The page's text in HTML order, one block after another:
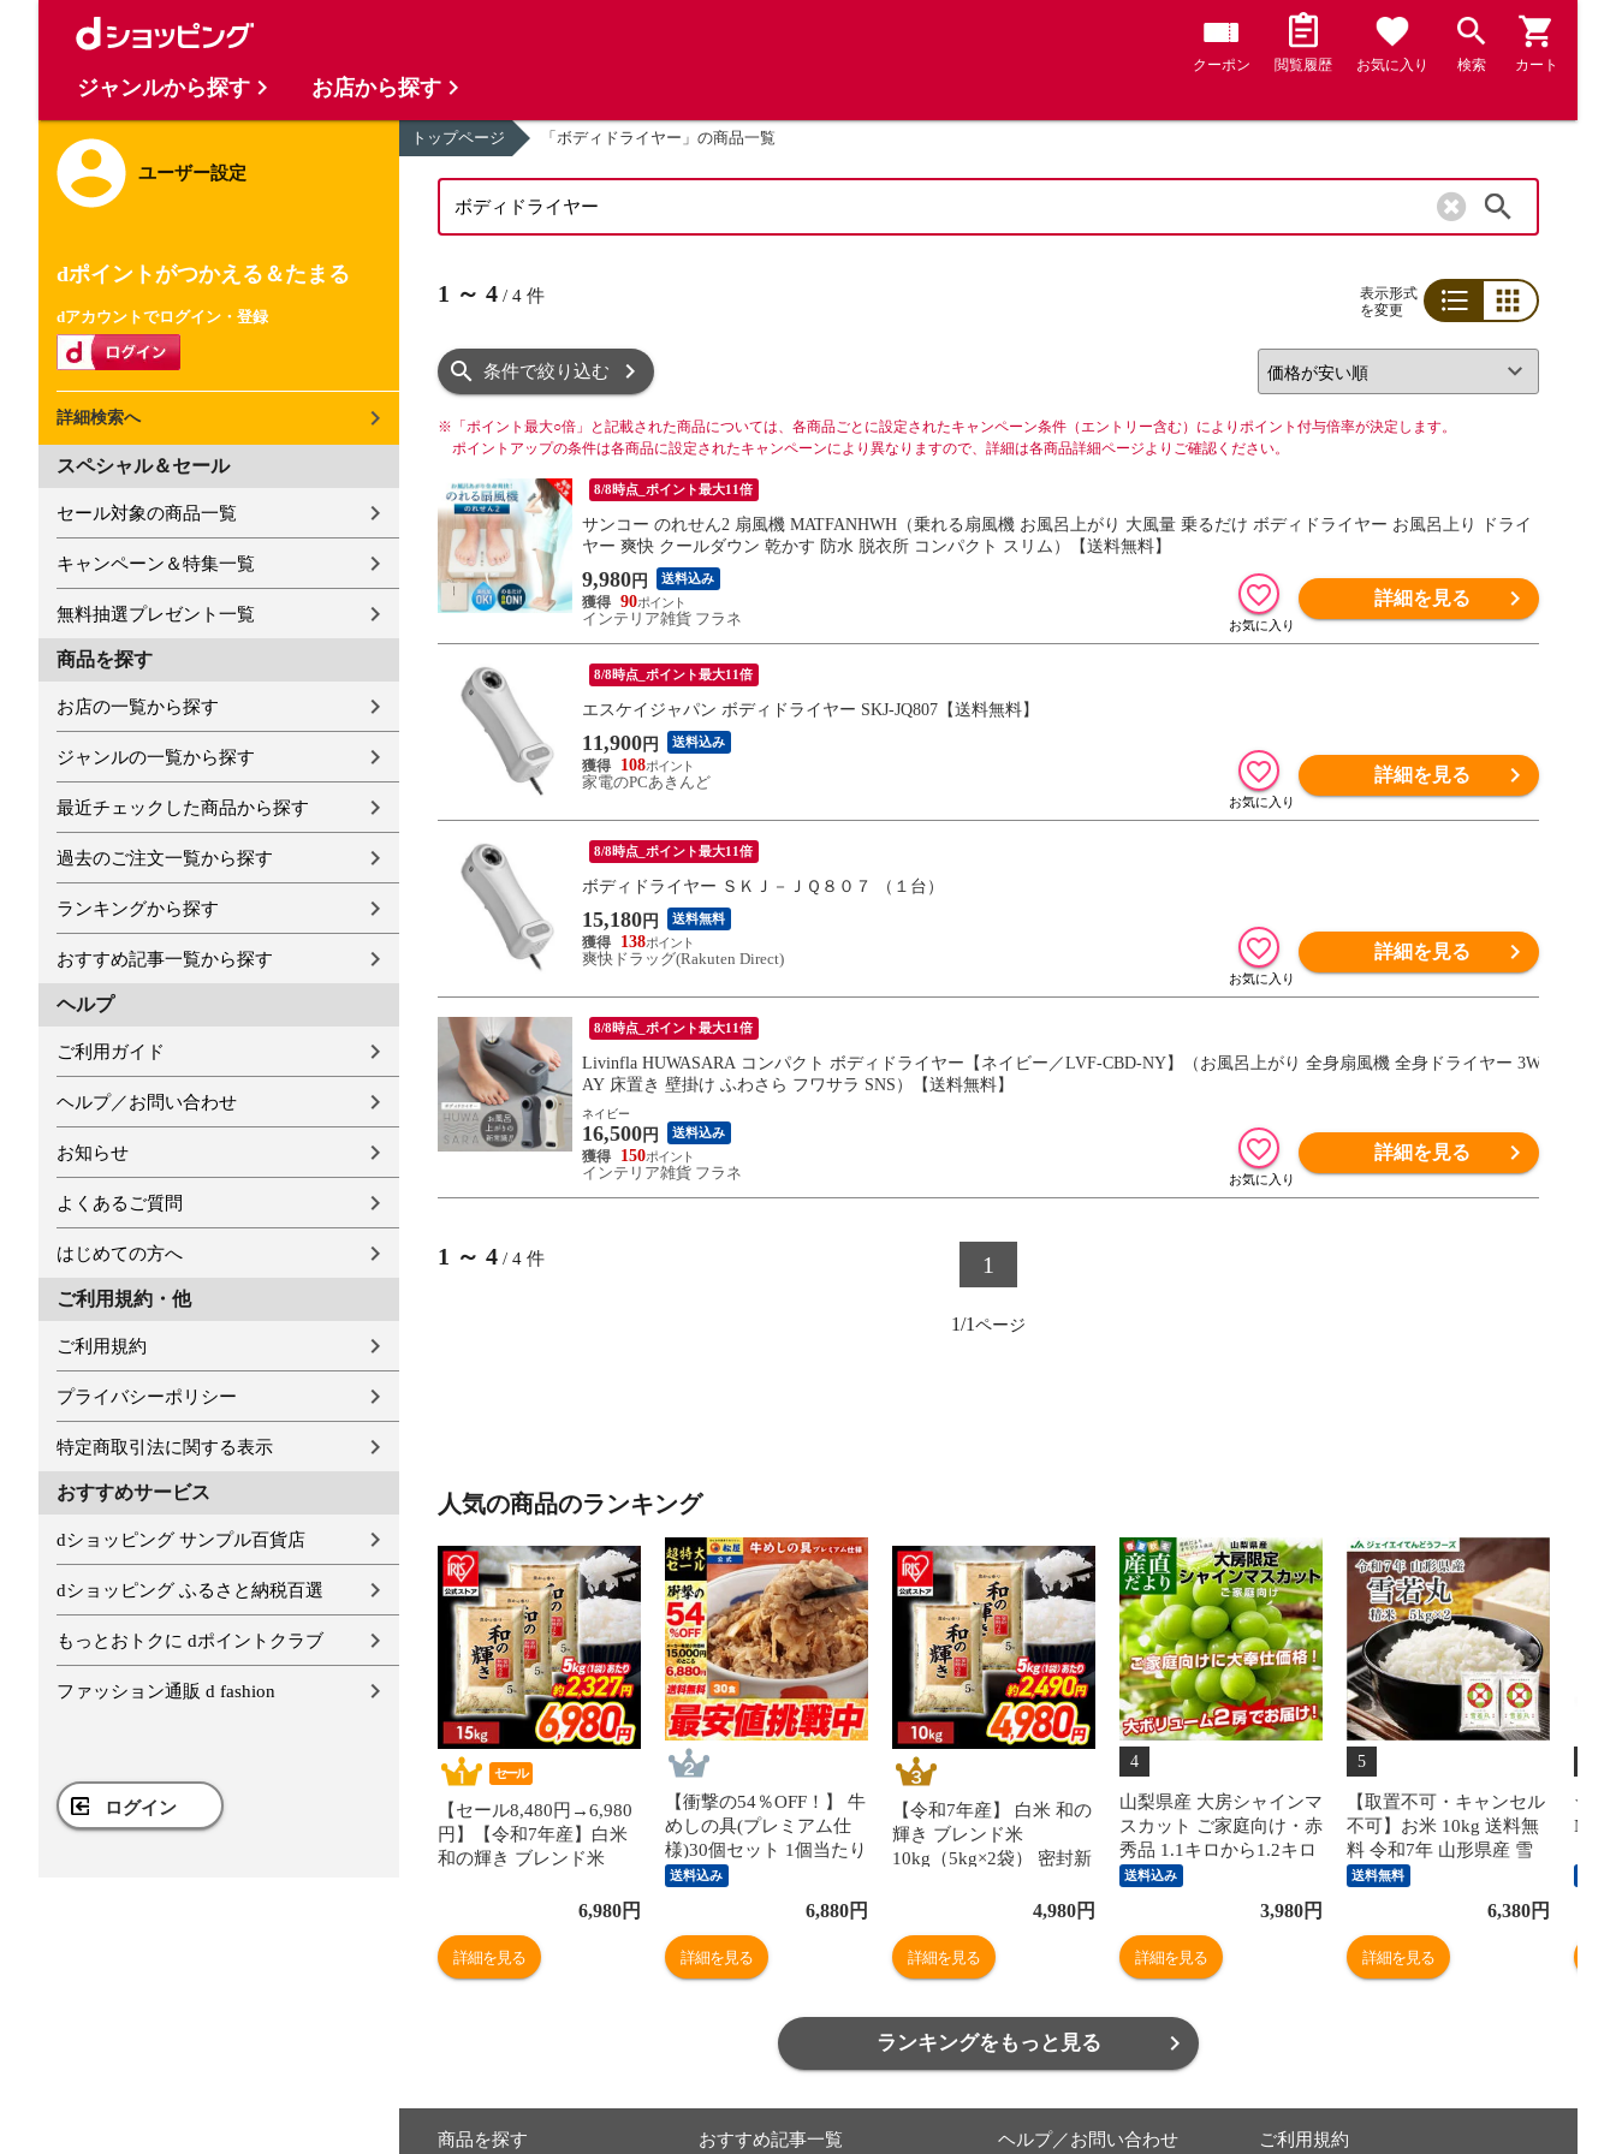
クーポン 閲覧履歴 お気に入り 検索 カート
ユーザー設定
dポイントがつかえる＆たまる
dアカウントでログイン・登録
詳細検索へ
スペシャル＆セール
セール対象の商品一覧
キャンペーン＆特集一覧
無料抽選プレゼント一覧
商品を探す
お店の一覧から探す
ジャンルの一覧から探す
最近チェックした商品から探す
過去のご注文一覧から探す
ランキングから探す
おすすめ記事一覧から探す
ヘルプ
ご利用ガイド
ヘルプ／お問い合わせ
お知らせ
よくあるご質問
はじめての方へ
ご利用規約・他
ご利用規約
プライバシーポリシー
特定商取引法に関する表示
おすすめサービス
dショッピング サンプル百貨店
dショッピング ふるさと納税百選
もっとおトクに dポイントクラブ
ファッション通販 d fashion
ログイン
トップページ 「ボディドライヤー」の商品一覧
1 ～ 4 / 4 件
表示形式
を変更
条件で絞り込む
※ 「ポイント最大○倍」と記載された商品については、各商品ごとに設定されたキャンペーン条件（エントリー含む）によりポイント付与倍率が決定します。
ポイントアップの条件は各商品に設定されたキャンペーンにより異なりますので、詳細は各商品詳細ページよりご確認ください。
8/8時点_ポイント最大11倍
サンコー のれせん2 扇風機 MATFANHWH（乗れる扇風機 お風呂上がり 大風量 乗るだけ ボディドライヤー お風呂上り ドライ
ヤー 爽快 クールダウン 乾かす 防水 脱衣所 コンパクト スリム）【送料無料】
9,980 円 送料込み
90
インテリア雑貨 フラネ
詳細を見る
8/8時点_ポイント最大11倍
エスケイジャパン ボディドライヤー SKJ-JQ807【送料無料】
11,900 円 送料込み
108
家電のPCあきんど
詳細を見る
8/8時点_ポイント最大11倍
ボディドライヤー ＳＫＪ－ＪＱ８０７ （１台）
15,180 円 送料無料
138
爽快ドラッグ(Rakuten Direct)
詳細を見る
8/8時点_ポイント最大11倍
Livinfla HUWASARA コンパクト ボディドライヤー【ネイビー／LVF-CBD-NY】（お風呂上がり 全身扇風機 全身ドライヤー 3W
AY 床置き 壁掛け ふわさら フワサラ SNS）【送料無料】
ネイビー
16,500 円 送料込み
150
インテリア雑貨 フラネ
詳細を見る
1 ～ 4 / 4 件 1
1/1
人気の商品のランキング
セール
【セール8,480円→6,980
円】【令和7年産】白米
和の輝き ブレンド米
酸素剤入り 米 お米 低温
[食品]
6,980円
詳細を見る
【衝撃の54％OFF！】 牛
めしの具(プレミアム仕
様)30個セット 1個当たり
たっぷり135g 冷凍食品
松屋牛丼 当店のイチオシ
送料込み
6,880円
詳細を見る
【令和7年産】 白米 和の
輝き ブレンド米
10kg（5kg×2袋） 密封新
米 お米 低温製法米 アイ
4,980円
詳細を見る
4
山梨県産 大房シャインマ
スカット ご家庭向け・赤
秀品 1.1キロから1.2キロ
前後（2房）送料無料 ぶ
どう ブドウ 種なしぶど
う 葡萄 ※クール便
送料込み
3,980円
詳細を見る
5
【取置不可・キャンセル
不可】お米 10kg 送料無
料 令和7年 山形県産 雪
若丸 10kg(5kg×2) 精米 米
コメ rts1007 沖縄・一部
送料無料
6,380円
詳細を見る
★送
ランキングをもっと見る
商品を探す おすすめ記事一覧 ヘルプ／お問い合わせ ご利用規約
ジャンルから探す お店から探す